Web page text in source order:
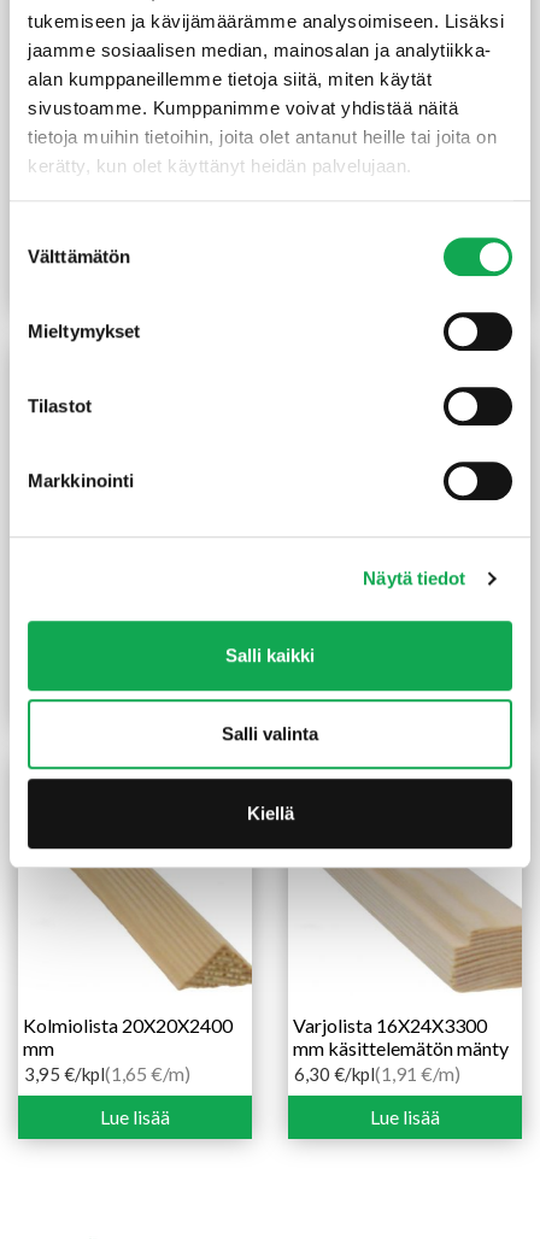
tukemiseen ja kävijämäärämme analysoimiseen. Lisäksi
jaamme sosiaalisen median, mainosalan ja analytiikka-
alan kumppaneillemme tietoja siitä, miten käytät
sivustoamme. Kumppanimme voivat yhdistää näitä
tietoja muihin tietoihin, joita olet antanut heille tai joita on
kerätty, kun olet käyttänyt heidän palvelujaan.
valinta
Välttämätön
Mieltymykset
Tilastot
Markkinointi
Näytä tiedot
Salli kaikki
Salli valinta
Kiellä
4,90€/kpl(1,48 €/m)
(2,47 €/m)
Lue lisää
6,60
Lue lisää
Kolmiolista 20X20X2400
mm
3,95 €/kpl(1,65 €/m)
Lue lisää
Varjolista 16X24X3300
mm käsittelemätön mänty
6,30 €/kpl(1,91 €/m)
Lue lisää